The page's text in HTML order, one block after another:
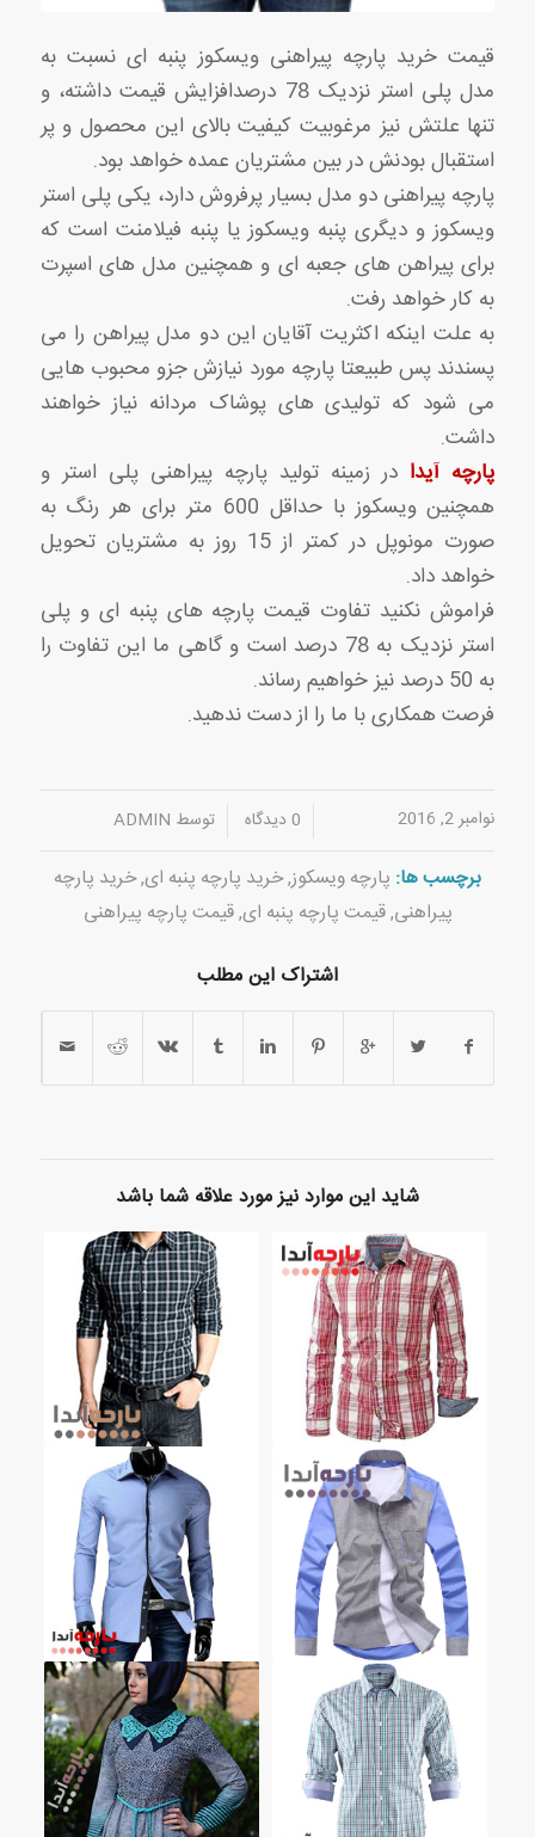
قیمت خرید پارچه پیراهنی ویسکوز پنبه ای نسبت به
مدل پلی استر نزدیک 78 درصدافزایش قیمت داشته، و
تنها علتش نیز مرغوبیت کیفیت بالای این محصول و پر
استقبال بودنش در بین مشتریان عمده خواهد بود.
پارچه پیراهنی دو مدل بسیار پرفروش دارد، یکی پلی استر
ویسکوز و دیگری پنبه ویسکوز یا پنبه فیلامنت است که
برای پیراهن های جعبه ای و همچنین مدل های اسپرت
به کار خواهد رفت.
به علت اینکه اکثریت آقایان این دو مدل پیراهن را می
پسندند پس طبیعتا پارچه مورد نیازش جزو محبوب هایی
می شود که تولیدی های پوشاک مردانه نیاز خواهند
داشت.
پارچه آیدا در زمینه تولید پارچه پیراهنی پلی استر و
همچنین ویسکوز با حداقل 600 متر برای هر رنگ به
صورت مونوپل در کمتر از 15 روز به مشتریان تحویل
خواهد داد.
فراموش نکنید تفاوت قیمت پارچه های پنبه ای و پلی
استر نزدیک به 78 درصد است و گاهی ما این تفاوت را
به 50 درصد نیز خواهیم رساند.
فرصت همکاری با ما را از دست ندهید.
نوامبر 2, 2016 0 دیدگاه/ توسط ADMIN
برچسب ها: پارچه ویسکوز,خرید پارچه پنبه ای,خرید پارچه
پیراهنی,قیمت پارچه پنبه ای,قیمت پارچه پیراهنی
اشتراک این مطلب
شاید این موارد نیز مورد علاقه شما باشد